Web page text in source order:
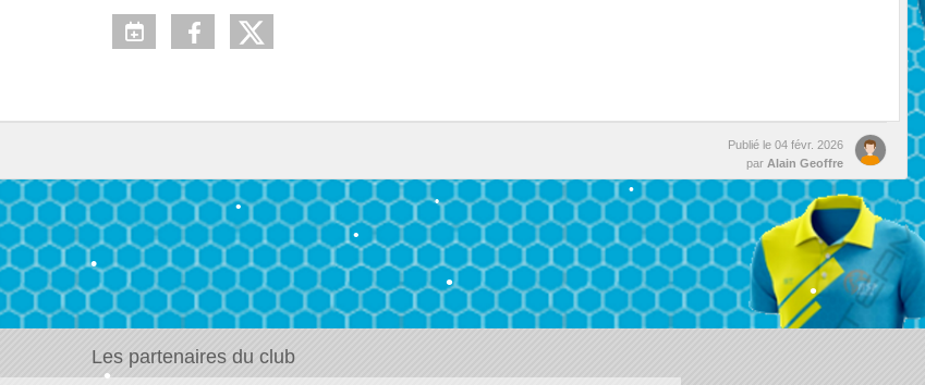
Publié le 04 févr. 2026
par Alain Geoffre
Les partenaires du club
•
•
•